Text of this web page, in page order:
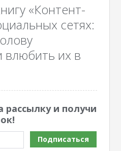
«Контент-
сетях:
влюбить их в
рассылку и получи
Подписаться